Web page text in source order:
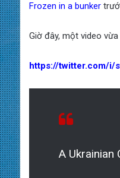
Frozen in a bunker
Giờ đây, một video
https://twitter.com/i/
A Ukrainian